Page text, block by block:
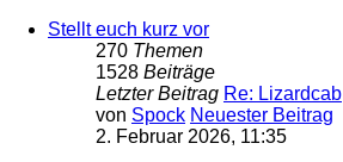
Stellt euch kurz vor
270 Themen
1528 Beiträge
Letzter Beitrag Re: Lizardcab
von Spock Neuester Beitrag
2. Februar 2026, 11:35